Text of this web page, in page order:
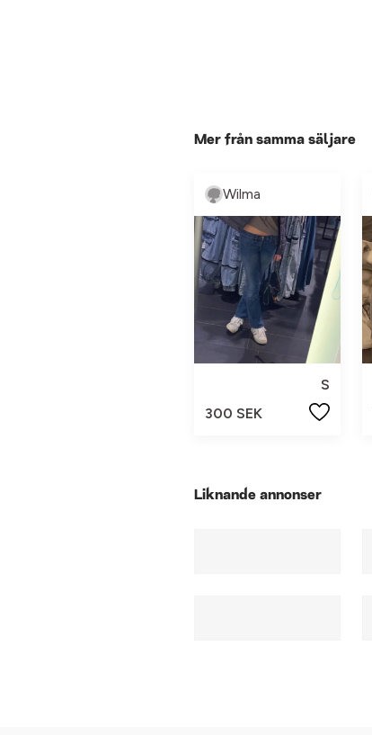
Mer från samma säljare
Wilma
S
300 SEK
Liknande annonser